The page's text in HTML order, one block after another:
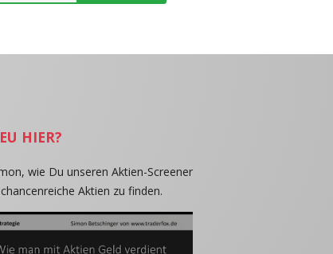
HIER?
wie Du unseren Aktien-Screener
Aktien zu finden.